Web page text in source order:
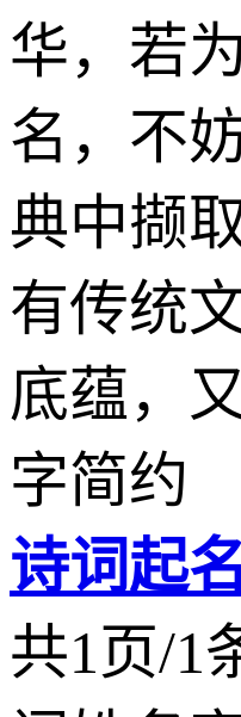
华，若
名，不
典中撷
有传统
底蕴，
字简约
诗词起名
共1页/1